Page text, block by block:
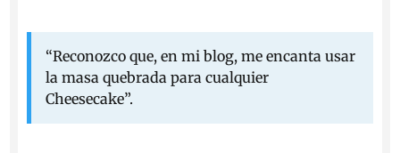
“Reconozco que, en mi blog, me encanta usar
la masa quebrada para cualquier
Cheesecake”.